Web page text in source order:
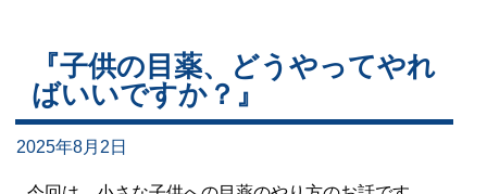
『子供の目薬、どうやってやれ
ばいいですか？』
2025年8月2日